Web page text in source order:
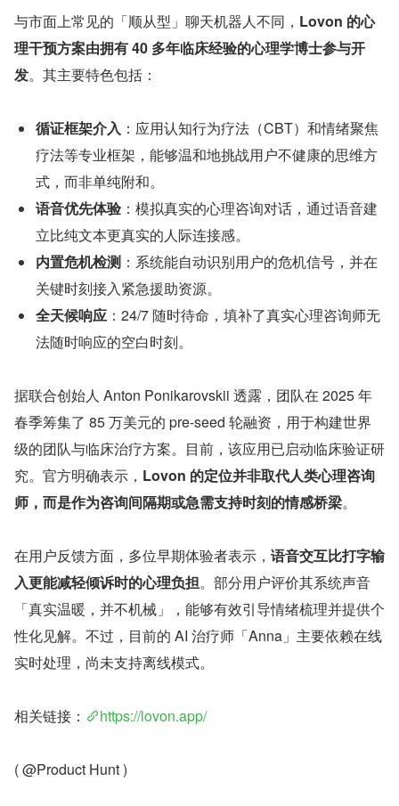
与市面上常见的「顺从型」聊天机器人不同， Lovon 的心
理干预方案由拥有 40 多年临床经验的心理学博士参与开
发。其主要特色包括：
循证框架介入 ：应用认知行为疗法（CBT）和情绪聚焦
疗法等专业框架，能够温和地挑战用户不健康的思维方
式，而非单纯附和。
语音优先体验 ：模拟真实的心理咨询对话，通过语音建
立比纯文本更真实的人际连接感。
内置危机检测 ：系统能自动识别用户的危机信号，并在
关键时刻接入紧急援助资源。
全天候响应 ：24/7 随时待命，填补了真实心理咨询师无
法随时响应的空白时刻。
据联合创始人 Anton Ponikarovskii 透露，团队在 2025 年
春季筹集了 85 万美元的 pre-seed 轮融资，用于构建世界
级的团队与临床治疗方案。目前，该应用已启动临床验证研
究。官方明确表示， Lovon 的定位并非取代人类心理咨询
师，而是作为咨询间隔期或急需支持时刻的情感桥梁。
在用户反馈方面，多位早期体验者表示， 语音交互比打字输
入更能减轻倾诉时的心理负担。部分用户评价其系统声音
「真实温暖，并不机械」，能够有效引导情绪梳理并提供个
性化见解。不过，目前的 AI 治疗师「Anna」主要依赖在线
实时处理，尚未支持离线模式。
相关链接： https://lovon.app/
( @Product Hunt )